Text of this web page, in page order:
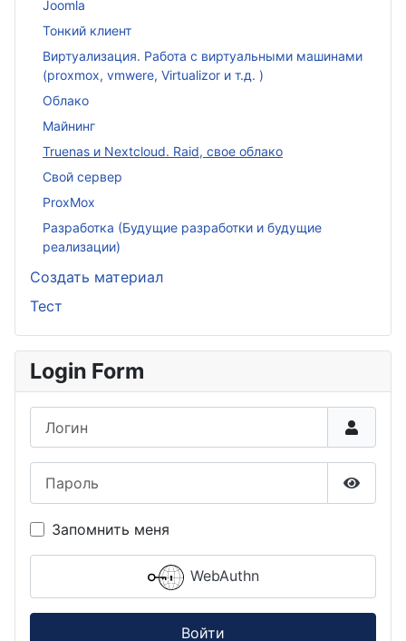
Joomla
Тонкий клиент
Виртуализация. Работа с виртуальными машинами
(proxmox, vmwere, Virtualizor и т.д. )
Облако
Майнинг
Truenas и Nextcloud. Raid, свое облако
Свой сервер
ProxMox
Разработка (Будущие разработки и будущие
реализации)
Создать материал
Тест
Login Form
Запомнить меня
WebAuthn
Войти